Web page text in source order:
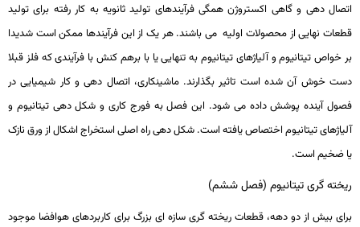
اتصال­ دهی و گاهی اکستروژن همگی فرآیندهای تولید ثانویه به کار رفته برای تولید
قطعات نهایی از محصولات اولیه می­ باشند. هر یک از این فرآیندها ممکن است شدیدا
بر خواص تیتانیوم و آلیاژهای تیتانیوم به تنهایی یا با برهم­ کنش با فرآیندی که فلز قبلا
دست خوش آن شده است تاثیر بگذارند. ماشین­کاری، اتصال­ دهی و کار شیمیایی در
فصول آینده پوشش داده می ­شود. این فصل به فورج­ کاری و شکل­ دهی تیتانیوم و
آلیاژهای تیتانیوم اختصاص یافته است. شکل­ دهی راه اصلی استخراج اشکال از ورق نازک
یا ضخیم است.
ریخته گری تیتانیوم (فصل ششم)
برای بیش از دو دهه، قطعات ریخته­ گری سازه ­ای بزرگ برای کاربردهای هوافضا موجود